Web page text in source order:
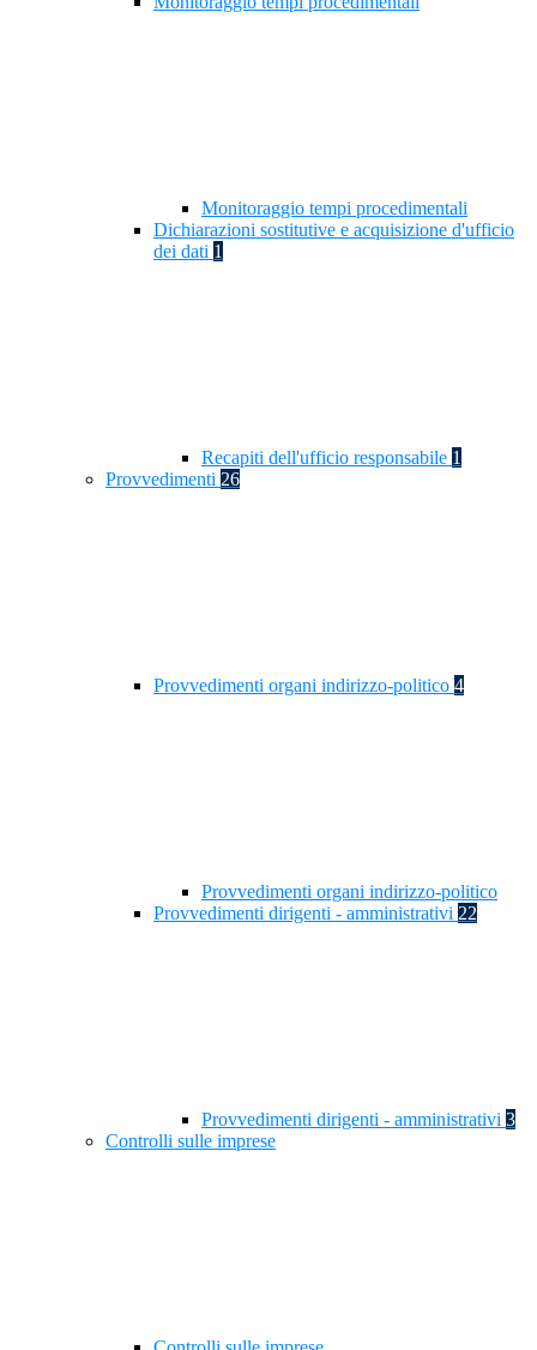
Monitoraggio tempi procedimentali
Dichiarazioni sostitutive e acquisizione d'ufficio
dei dati 1
Recapiti dell'ufficio responsabile 1
Provvedimenti 26
Provvedimenti organi indirizzo-politico 4
Provvedimenti organi indirizzo-politico
Provvedimenti dirigenti - amministrativi 22
Provvedimenti dirigenti - amministrativi 3
Controlli sulle imprese